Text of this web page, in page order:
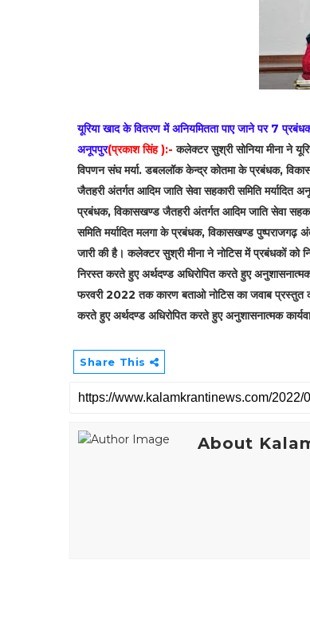
यूरिया खाद के वितरण में अनियमितता पाए जाने पर 7
अनूपपुर(प्रकाश सिंह ):-कलेक्टर सुश्री सोनिया मीना ने
विपणन संघ मर्या. डबललॉक केन्द्र कोतमा के प्रबंधक,
जैतहरी अंतर्गत आदिम जाति सेवा सहकारी समिति
प्रबंधक, विकासखण्ड जैतहरी अंतर्गत आदिम जाति सेवा
समिति मर्यादित मलगा के प्रबंधक, विकासखण्ड पुष्पराजगढ़
जारी की है। कलेक्टर सुश्री मीना ने नोटिस में प्रबंधकों को
निरस्त करते हुए अर्थदण्ड अधिरोपित करते हुए
फरवरी 2022 तक कारण बताओ नोटिस का जवाब प्रस्तुत
करते हुए अर्थदण्ड अधिरोपित करते हुए अनुशासनात्मक
Share This
About